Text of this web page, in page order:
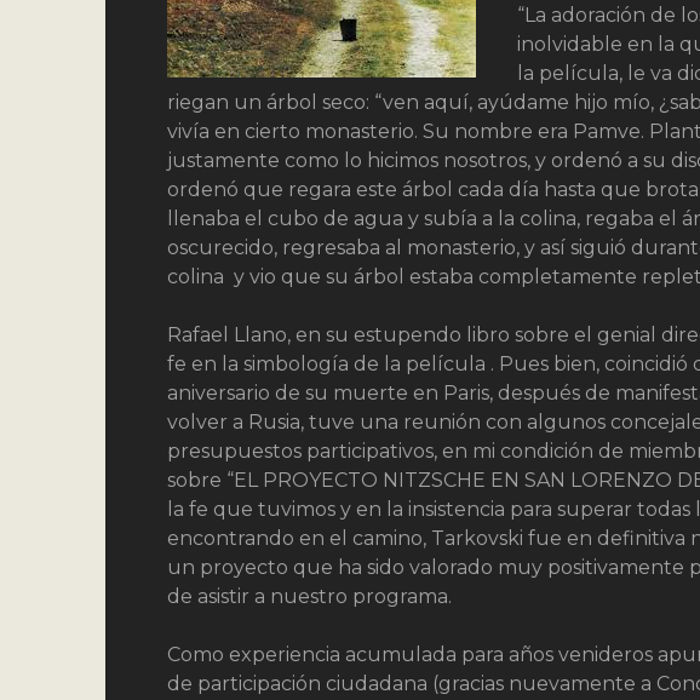
“La adoración de
inolvidable en la
la película, le va
riegan un árbol seco: “ven aquí, ayúdame hijo mío,
vivía en cierto monasterio. Su nombre era Pamve.
justamente como lo hicimos nosotros, y ordenó a su
ordenó que regara este árbol cada día hasta que
llenaba el cubo de agua y subía a la colina, regaba el
oscurecido, regresaba al monasterio, y así siguió
colina y vio que su árbol estaba completamente
Rafael Llano, en su estupendo libro sobre el genial
fe en la simbología de la película . Pues bien, coincidió
aniversario de su muerte en Paris, después de
volver a Rusia, tuve una reunión con algunos
presupuestos participativos, en mi condición de
sobre “EL PROYECTO NITZSCHE EN SAN LORENZO
la fe que tuvimos y en la insistencia para superar
encontrando en el camino, Tarkovski fue en
un proyecto que ha sido valorado muy positivamente
de asistir a nuestro programa.
Como experiencia acumulada para años venideros
de participación ciudadana (gracias nuevamente a